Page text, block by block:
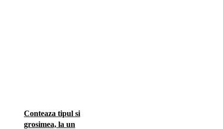
Conteaza tipul si
grosimea, la un